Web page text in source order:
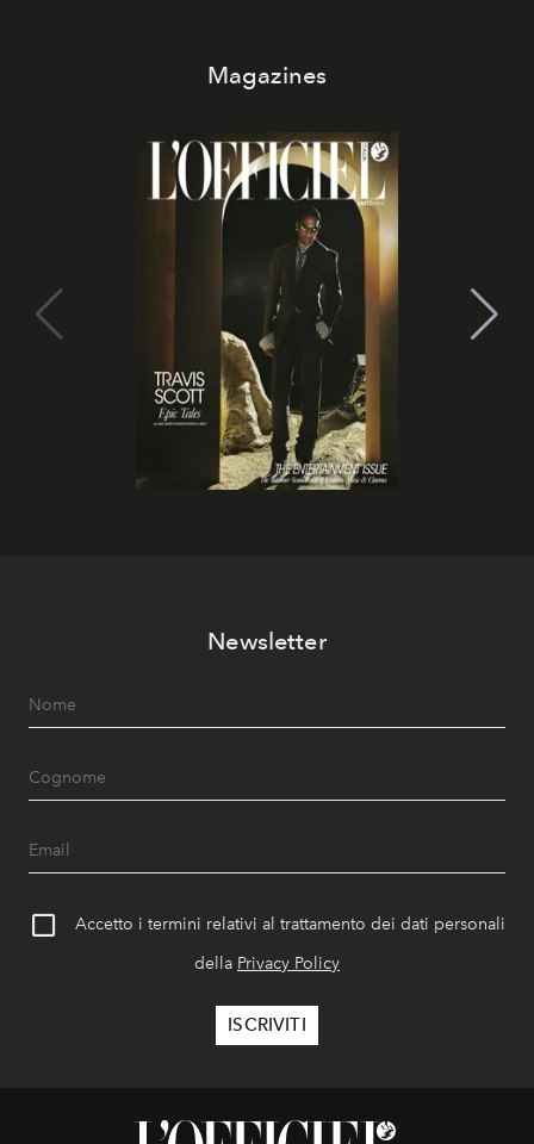
Magazines
Newsletter
Accetto i termini relativi al trattamento dei dati personali
della Privacy Policy